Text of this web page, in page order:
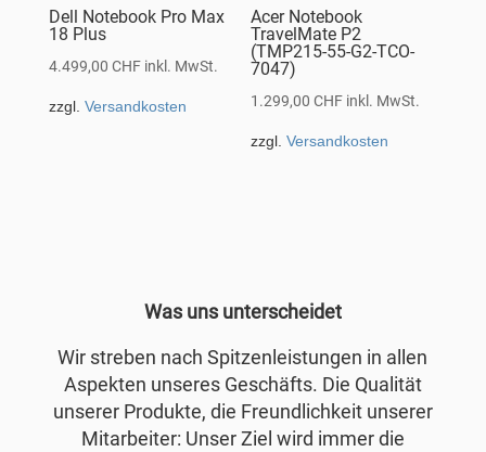
Dell Notebook Pro Max
18 Plus
4.499,00 CHF inkl. MwSt.
zzgl. Versandkosten
Acer Notebook
TravelMate P2
(TMP215-55-G2-TCO-
7047)
1.299,00CHF inkl. MwSt.
zzgl.Versandkosten
Was uns unterscheidet
Wir streben nach Spitzenleistungen in allen
Aspekten unseres Geschäfts. Die Qualität
unserer Produkte, die Freundlichkeit unserer
Mitarbeiter: Unser Ziel wird immer die